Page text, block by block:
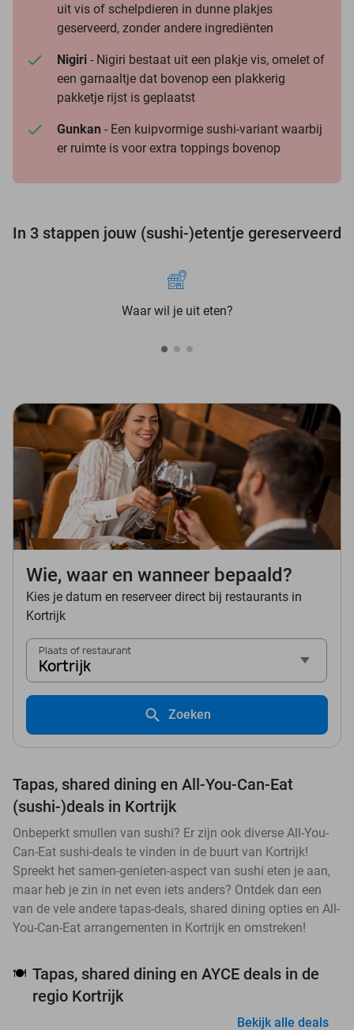
uit vis of schelpdieren in dunne plakjes
geserveerd, zonder andere ingrediënten
Nigiri - Nigiri bestaat uit een plakje vis, omelet of
een garnaaltje dat bovenop een plakkerig
pakketje rijst is geplaatst
Gunkan - Een kuipvormige sushi-variant waarbij
er ruimte is voor extra toppings bovenop
In 3 stappen jouw (sushi-)etentje gereserveerd
Waar wil je uit eten?
Wie, waar en wanneer bepaald?
Kies je datum en reserveer direct bij restaurants in
Kortrijk
Plaats of restaurant
Kortrijk
Zoeken
Tapas, shared dining en All-You-Can-Eat
(sushi-)deals in Kortrijk
Onbeperkt smullen van sushi? Er zijn ook diverse All-You-
Can-Eat sushi-deals te vinden in de buurt van Kortrijk!
Spreekt het samen-genieten-aspect van sushi eten je aan,
maar heb je zin in net even iets anders? Ontdek dan een
van de vele andere tapas-deals, shared dining opties en All-
You-Can-Eat arrangementen in Kortrijk en omstreken!
🍽️ Tapas, shared dining en AYCE deals in de
regio Kortrijk
Bekijk alle deals